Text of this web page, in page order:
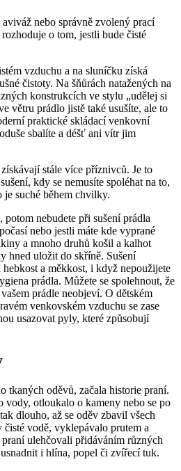
nebo správně zvolený prací
o tom, jestli bude čisté
vzduchu a na sluníčku získá
čistoty. Na šňůrách natažených na
konstrukcích ve stylu „udělej si
větru prádlo jistě také usušíte, ale to
praktické skládací venkovní
sbalíte a déšť ani vítr jim
stále více příznivců. Je to
kdy se nemusíte spoléhat na to,
je suché během chvilky.
nebudete při sušení prádla
nebo jestli máte kde vyprané
a mnoho druhů košil a kalhot
hned uložit do skříně. Sušení
a měkkost, i když nepoužijete
prádla. Můžete se spolehnout, že
prádle neobjeví. O dětském
venkovském vzduchu se zase
usazovat pyly, které způsobují
tkaných oděvů, začala historie praní.
vody, otloukalo o kameny nebo se po
dlouho, až se oděv zbavil všech
čisté vodě, vyklepávalo prutem a
ulehčovali přidáváním různých
i hlína, popel či zvířecí tuk.